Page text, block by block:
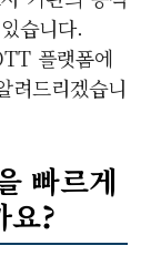
습니다.
플랫폼에
려드리겠습니
빠르게
요?